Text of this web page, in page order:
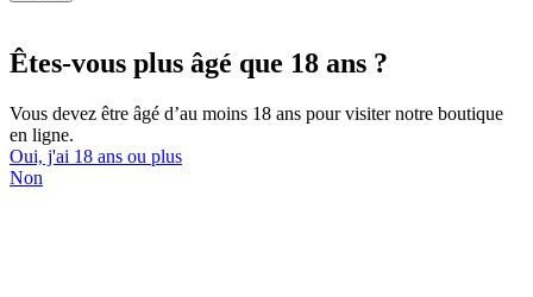
Êtes-vous plus âgé que 18 ans ?
Vous devez être âgé d’au moins 18 ans pour visiter notre boutique
en ligne.
Oui, j'ai 18 ans ou plus
Non